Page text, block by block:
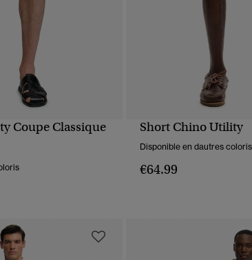
RAPIDE
Coupe Classique
APERÇU
Short Chino Utility
Disponible en dautres coloris
€64.99